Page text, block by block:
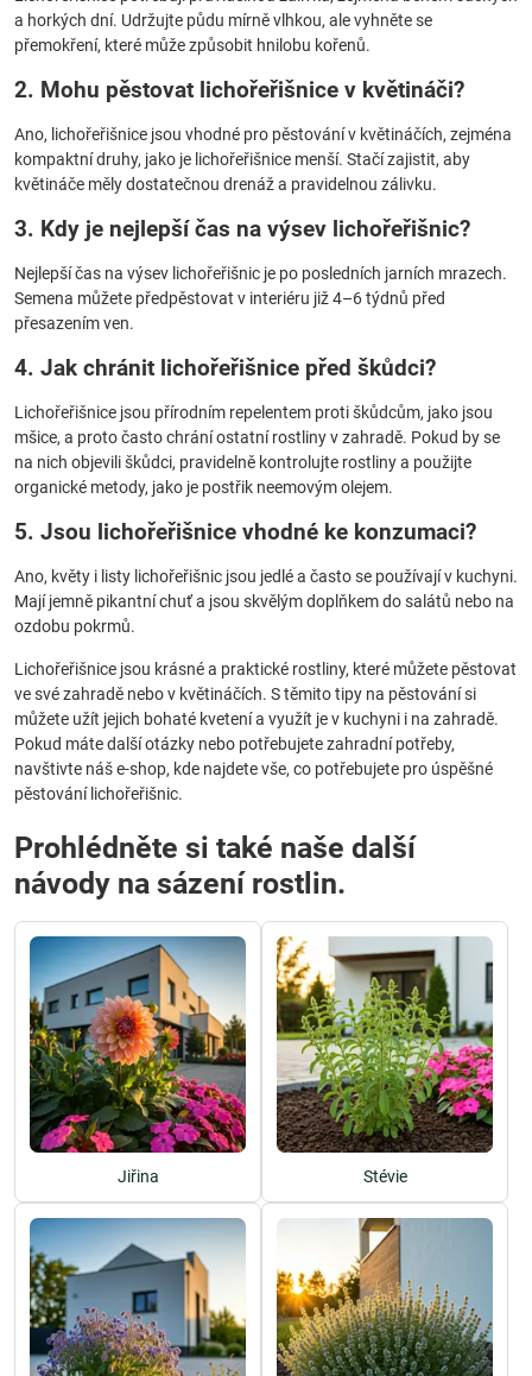
a horkých dní. Udržujte půdu mírně vlhkou, ale vyhněte se
přemokření, které může způsobit hnilobu kořenů.
2. Mohu pěstovat lichořeřišnice v květináči?
Ano, lichořeřišnice jsou vhodné pro pěstování v květináčích, zejména
kompaktní druhy, jako je lichořeřišnice menší. Stačí zajistit, aby
květináče měly dostatečnou drenáž a pravidelnou zálivku.
3. Kdy je nejlepší čas na výsev lichořeřišnic?
Nejlepší čas na výsev lichořeřišnic je po posledních jarních mrazech.
Semena můžete předpěstovat v interiéru již 4–6 týdnů před
přesazením ven.
4. Jak chránit lichořeřišnice před škůdci?
Lichořeřišnice jsou přírodním repelentem proti škůdcům, jako jsou
mšice, a proto často chrání ostatní rostliny v zahradě. Pokud by se
na nich objevili škůdci, pravidelně kontrolujte rostliny a použijte
organické metody, jako je postřik neemovým olejem.
5. Jsou lichořeřišnice vhodné ke konzumaci?
Ano, květy i listy lichořeřišnic jsou jedlé a často se používají v kuchyni.
Mají jemně pikantní chuť a jsou skvělým doplňkem do salátů nebo na
ozdobu pokrmů.
Lichořeřišnice jsou krásné a praktické rostliny, které můžete pěstovat
ve své zahradě nebo v květináčích. S těmito tipy na pěstování si
můžete užít jejich bohaté kvetení a využít je v kuchyni i na zahradě.
Pokud máte další otázky nebo potřebujete zahradní potřeby,
navštivte náš e-shop, kde najdete vše, co potřebujete pro úspěšné
pěstování lichořeřišnic.
Prohlédněte si také naše další
návody na sázení rostlin.
Jiřina Stévie